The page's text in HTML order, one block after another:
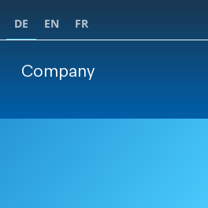
DE EN FR
Company